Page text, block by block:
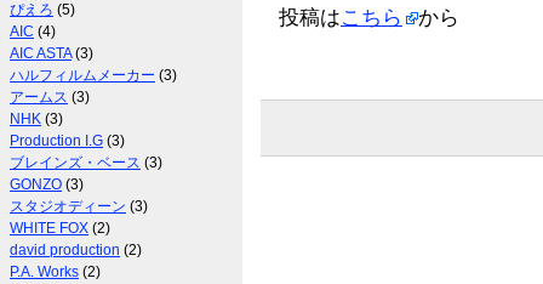
投稿はこちら から
ぴえろ (5)
AIC (4)
AIC ASTA(3)
ハルフィルムメーカー (3)
アームス (3)
NHK (3)
Production I.G (3)
ブレインズ・ベース (3)
GONZO (3)
スタジオディーン (3)
WHITE FOX (2)
david production (2)
P.A. Works (2)